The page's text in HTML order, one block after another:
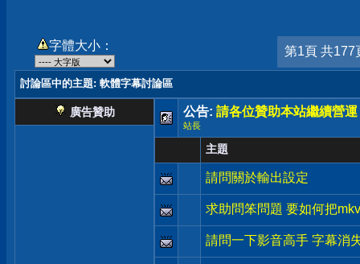
字體大小： 第1頁 共177
討論區中的主題: 軟體字幕討論區
廣告贊助 公告: 請各位贊助本站繼續營運
站長
主題
請問關於輸出設定
求助問笨問題 要如何把
請問一下影音高手 字幕消